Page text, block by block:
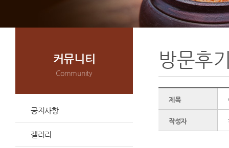
커뮤니티
Community
공지사항
갤러리
방문후
제목
작성자